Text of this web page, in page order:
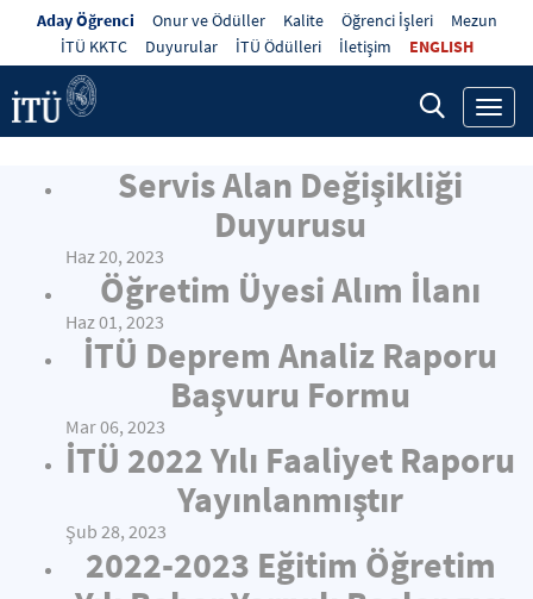
Aday Öğrenci Onur ve Ödüller Kalite Öğrenci İşleri
Mezun
İTÜ KKTC
Duyurular İTÜ Ödülleri İletişim ENGLISH
Servis Alan Değişikliği
Duyurusu
Haz 20, 2023
Öğretim Üyesi Alım İlanı
Haz 01, 2023
İTÜ Deprem Analiz Raporu
Başvuru Formu
Mar 06, 2023
İTÜ 2022 Yılı Faaliyet Raporu
Yayınlanmıştır
Şub 28, 2023
2022-2023 Eğitim Öğretim